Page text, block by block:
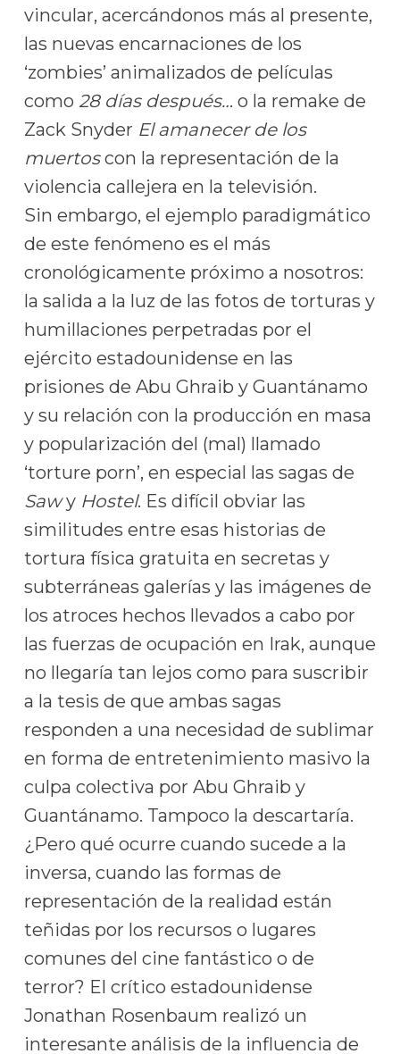
vincular, acercándonos más al presente,
las nuevas encarnaciones de los
‘zombies’ animalizados de películas
como 28 días después… o la remake de
Zack Snyder El amanecer de los
muertoscon la representación de la
violencia callejera en la televisión.
Sin embargo, el ejemplo paradigmático
de este fenómeno es el más
cronológicamente próximo a nosotros:
la salida a la luz de las fotos de torturas y
humillaciones perpetradas por el
ejército estadounidense en las
prisiones de Abu Ghraib y Guantánamo
y su relación con la producción en masa
y popularización del (mal) llamado
‘torture porn’, en especial las sagas de
Sawy Hostel. Es difícil obviar las
similitudes entre esas historias de
tortura física gratuita en secretas y
subterráneas galerías y las imágenes de
los atroces hechos llevados a cabo por
las fuerzas de ocupación en Irak, aunque
no llegaría tan lejos como para suscribir
a la tesis de que ambas sagas
responden a una necesidad de sublimar
en forma de entretenimiento masivo la
culpa colectiva por Abu Ghraib y
Guantánamo. Tampoco la descartaría.
¿Pero qué ocurre cuando sucede a la
inversa, cuando las formas de
representación de la realidad están
teñidas por los recursos o lugares
comunes del cine fantástico o de
terror? El crítico estadounidense
Jonathan Rosenbaum realizó un
interesante análisis de la influencia de